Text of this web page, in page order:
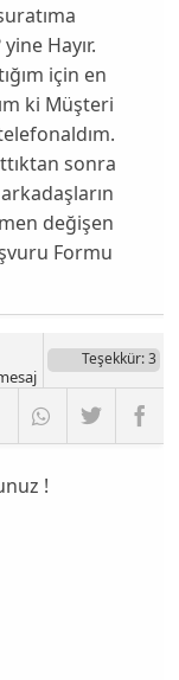
Hayır.
için en
ki Müşteri
sonra
değişen
Formu
Teşekkür: 3
!